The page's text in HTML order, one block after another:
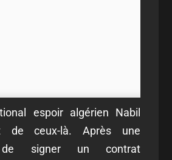
espoir algérien Nabil
de ceux-là. Après une
de signer un contrat